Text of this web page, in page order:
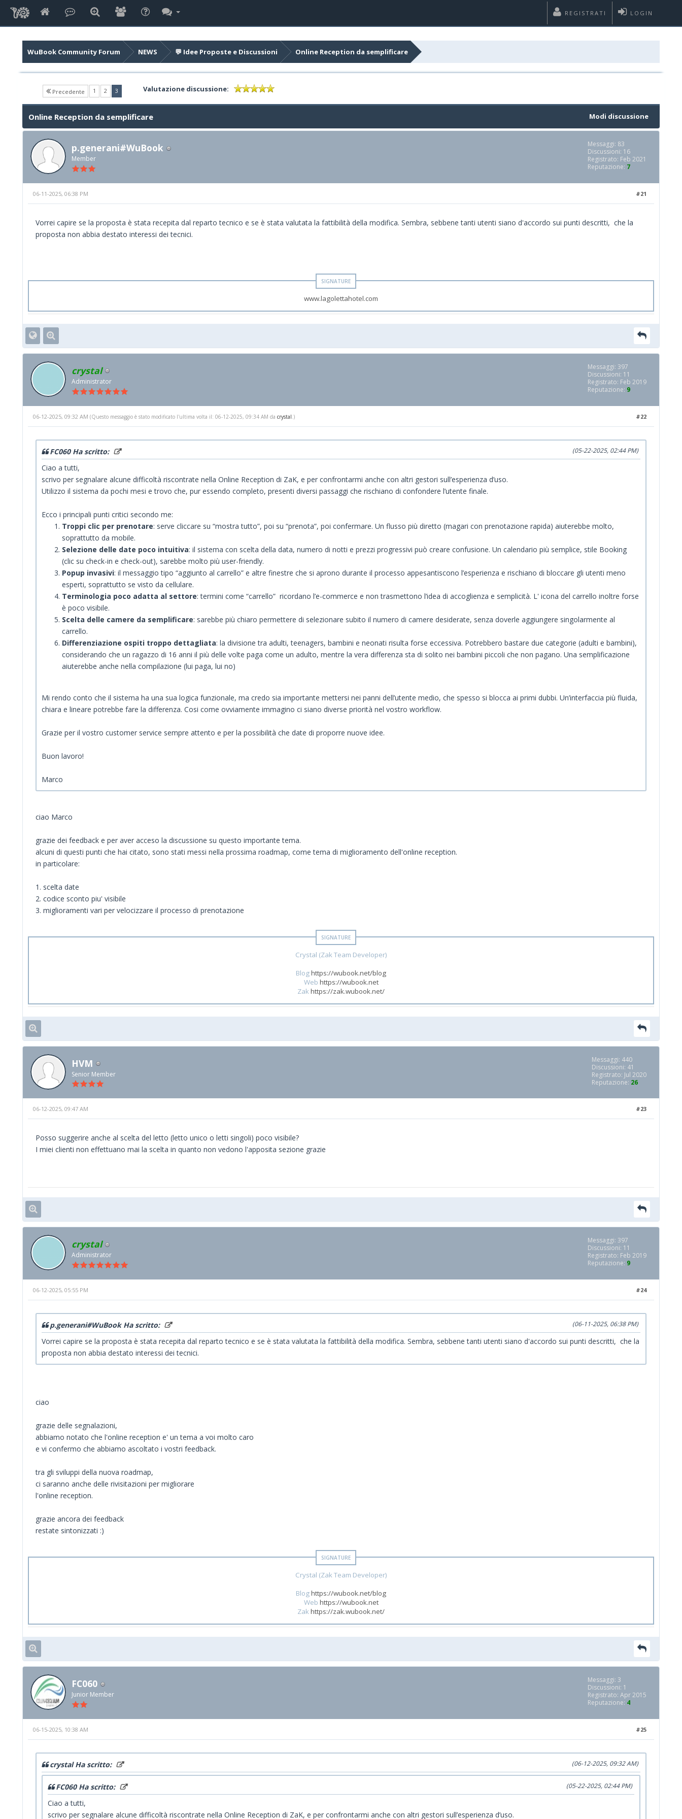
LOGIN
REGISTRATI
WuBook Community Forum NEWS 💬 Idee Proposte e Discussioni Online Reception da semplificare
Precedente 1 2 3(current) Valutazione discussione:
Modi discussione
Online Reception da semplificare
p.generani#WuBook
Member
Messaggi: 83
Discussioni: 16
Registrato: Feb 2021
Reputazione: 7
#21
06-11-2025, 06:38 PM
Vorrei capire se la proposta è stata recepita dal reparto tecnico e se è stata valutata la fattibilità della modifica. Sembra, sebbene tanti utenti siano d'accordo sui punti descritti, che la
proposta non abbia destato interessi dei tecnici.
www.lagolettahotel.com
crystal
Administrator
Messaggi: 397
Discussioni: 11
Registrato: Feb 2019
Reputazione: 9
#22
06-12-2025, 09:32 AM (Questo messaggio è stato modificato l'ultima volta il: 06-12-2025, 09:34 AM da crystal .)
(05-22-2025, 02:44 PM)
FC060 Ha scritto:
Ciao a tutti,
scrivo per segnalare alcune difficoltà riscontrate nella Online Reception di ZaK, e per confrontarmi anche con altri gestori sull’esperienza d’uso.
Utilizzo il sistema da pochi mesi e trovo che, pur essendo completo, presenti diversi passaggi che rischiano di confondere l’utente finale.
Ecco i principali punti critici secondo me:
Troppi clic per prenotare: serve cliccare su “mostra tutto”, poi su “prenota”, poi confermare. Un flusso più diretto (magari con prenotazione rapida) aiuterebbe molto,
soprattutto da mobile.
Selezione delle date poco intuitiva: il sistema con scelta della data, numero di notti e prezzi progressivi può creare confusione. Un calendario più semplice, stile Booking
(clic su check-in e check-out), sarebbe molto più user-friendly.
Popup invasivi: il messaggio tipo “aggiunto al carrello” e altre finestre che si aprono durante il processo appesantiscono l’esperienza e rischiano di bloccare gli utenti meno
esperti, soprattutto se visto da cellulare.
Terminologia poco adatta al settore: termini come “carrello” ricordano l’e-commerce e non trasmettono l’idea di accoglienza e semplicità. L' icona del carrello inoltre forse
è poco visibile.
Scelta delle camere da semplificare: sarebbe più chiaro permettere di selezionare subito il numero di camere desiderate, senza doverle aggiungere singolarmente al
carrello.
Differenziazione ospiti troppo dettagliata: la divisione tra adulti, teenagers, bambini e neonati risulta forse eccessiva. Potrebbero bastare due categorie (adulti e bambini),
considerando che un ragazzo di 16 anni il più delle volte paga come un adulto, mentre la vera differenza sta di solito nei bambini piccoli che non pagano. Una semplificazione
aiuterebbe anche nella compilazione (lui paga, lui no)
Mi rendo conto che il sistema ha una sua logica funzionale, ma credo sia importante mettersi nei panni dell’utente medio, che spesso si blocca ai primi dubbi. Un’interfaccia più fluida,
chiara e lineare potrebbe fare la differenza. Cosi come ovviamente immagino ci siano diverse priorità nel vostro workflow.
Grazie per il vostro customer service sempre attento e per la possibilità che date di proporre nuove idee.
Buon lavoro!
Marco
ciao Marco
grazie dei feedback e per aver acceso la discussione su questo importante tema.
alcuni di questi punti che hai citato, sono stati messi nella prossima roadmap, come tema di miglioramento dell'online reception.
in particolare:
1. scelta date
2. codice sconto piu' visibile
3. miglioramenti vari per velocizzare il processo di prenotazione
Crystal (Zak Team Developer)
Bloghttps://wubook.net/blog
Web https://wubook.net
Zak https://zak.wubook.net/
HVM
Senior Member
Messaggi: 440
Discussioni: 41
Registrato: Jul 2020
Reputazione: 26
#23
06-12-2025, 09:47 AM
Posso suggerire anche al scelta del letto (letto unico o letti singoli) poco visibile?
I miei clienti non effettuano mai la scelta in quanto non vedono l'apposita sezione grazie
crystal
Administrator
Messaggi: 397
Discussioni: 11
Registrato: Feb 2019
Reputazione: 9
#24
06-12-2025, 05:55 PM
(06-11-2025, 06:38 PM)
p.generani#WuBook Ha scritto:
Vorrei capire se la proposta è stata recepita dal reparto tecnico e se è stata valutata la fattibilità della modifica. Sembra, sebbene tanti utenti siano d'accordo sui punti descritti, che la
proposta non abbia destato interessi dei tecnici.
ciao
grazie delle segnalazioni,
abbiamo notato che l'online reception e' un tema a voi molto caro
e vi confermo che abbiamo ascoltato i vostri feedback.
tra gli sviluppi della nuova roadmap,
ci saranno anche delle rivisitazioni per migliorare
l'online reception.
grazie ancora dei feedback
restate sintonizzati :)
Crystal (Zak Team Developer)
Bloghttps://wubook.net/blog
Web https://wubook.net
Zakhttps://zak.wubook.net/
FC060
Junior Member
Messaggi: 3
Discussioni: 1
Registrato: Apr 2015
Reputazione: 4
#25
06-15-2025, 10:38 AM
(06-12-2025, 09:32 AM)
crystal Ha scritto:
(05-22-2025, 02:44 PM)
FC060 Ha scritto:
Ciao a tutti,
scrivo per segnalare alcune difficoltà riscontrate nella Online Reception di ZaK, e per confrontarmi anche con altri gestori sull’esperienza d’uso.